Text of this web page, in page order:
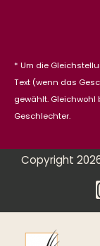
* Um die
Text (wenn das
gewählt.
Geschlechter.
Copyright